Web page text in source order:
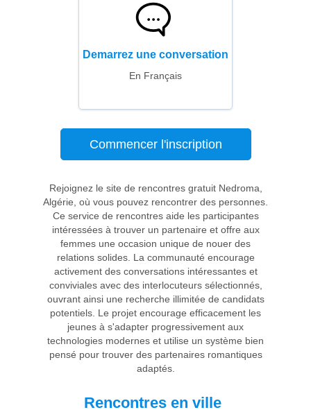
Demarrez une conversation
En Français
Commencer l'inscription
Rejoignez le site de rencontres gratuit Nedroma,
Algérie, où vous pouvez rencontrer des personnes.
Ce service de rencontres aide les participantes
intéressées à trouver un partenaire et offre aux
femmes une occasion unique de nouer des
relations solides. La communauté encourage
activement des conversations intéressantes et
conviviales avec des interlocuteurs sélectionnés,
ouvrant ainsi une recherche illimitée de candidats
potentiels. Le projet encourage efficacement les
jeunes à s'adapter progressivement aux
technologies modernes et utilise un système bien
pensé pour trouver des partenaires romantiques
adaptés.
Rencontres en ville